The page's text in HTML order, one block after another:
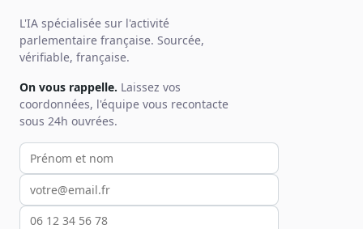
L'IA spécialisée sur l'activité
parlementaire française. Sourcée,
vérifiable, française.
On vous rappelle. Laissez vos
coordonnées, l'équipe vous recontacte
sous 24h ouvrées.
Votre prénom et nom
Votre email
Votre téléphone